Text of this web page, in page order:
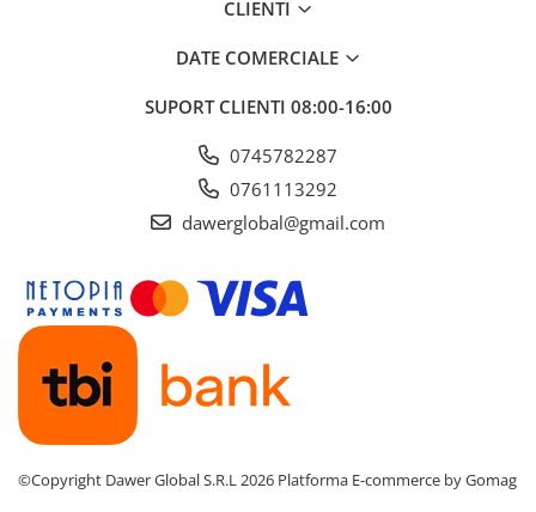
CLIENTI
DATE COMERCIALE
SUPORT CLIENTI 08:00-16:00
0745782287
0761113292
dawerglobal@gmail.com
©Copyright Dawer Global S.R.L 2026 Platforma E-commerce by Gomag